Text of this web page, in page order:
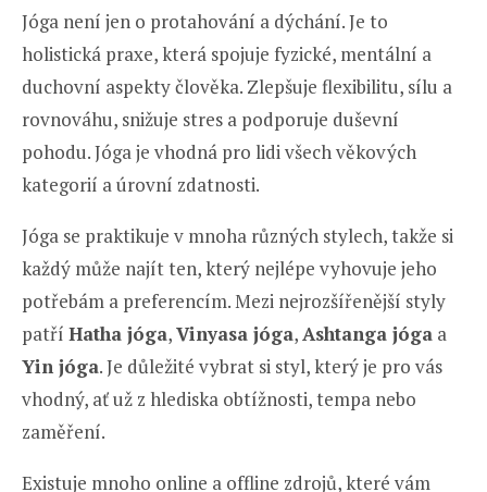
Jóga není jen o protahování a dýchání. Je to
holistická praxe, která spojuje fyzické, mentální a
duchovní aspekty člověka. Zlepšuje flexibilitu, sílu a
rovnováhu, snižuje stres a podporuje duševní
pohodu. Jóga je vhodná pro lidi všech věkových
kategorií a úrovní zdatnosti.
Jóga se praktikuje v mnoha různých stylech, takže si
každý může najít ten, který nejlépe vyhovuje jeho
potřebám a preferencím. Mezi nejrozšířenější styly
patří Hatha jóga,Vinyasa jóga,Ashtanga jóga a
Yin jóga. Je důležité vybrat si styl, který je pro vás
vhodný, ať už z hlediska obtížnosti, tempa nebo
zaměření.
Existuje mnoho online a offline zdrojů, které vám